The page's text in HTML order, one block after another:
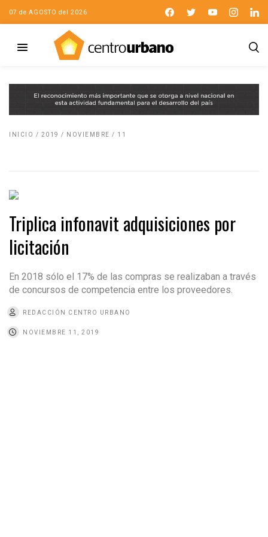
07 de AGOSTO del 2026
INICIO / 2019 / NOVIEMBRE / 11
Triplica infonavit adquisiciones por
licitación
En 2018 sólo el 17% de las compras se realizaban a través
de concursos de competencia entre los proveedores.
REDACCIÓN CENTRO URBANO
NOVIEMBRE 11, 2019